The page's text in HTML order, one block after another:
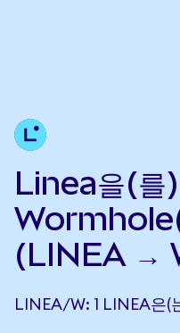
Linea을(를)
(LINEA →
LINEA/W: 1 LINEA은(